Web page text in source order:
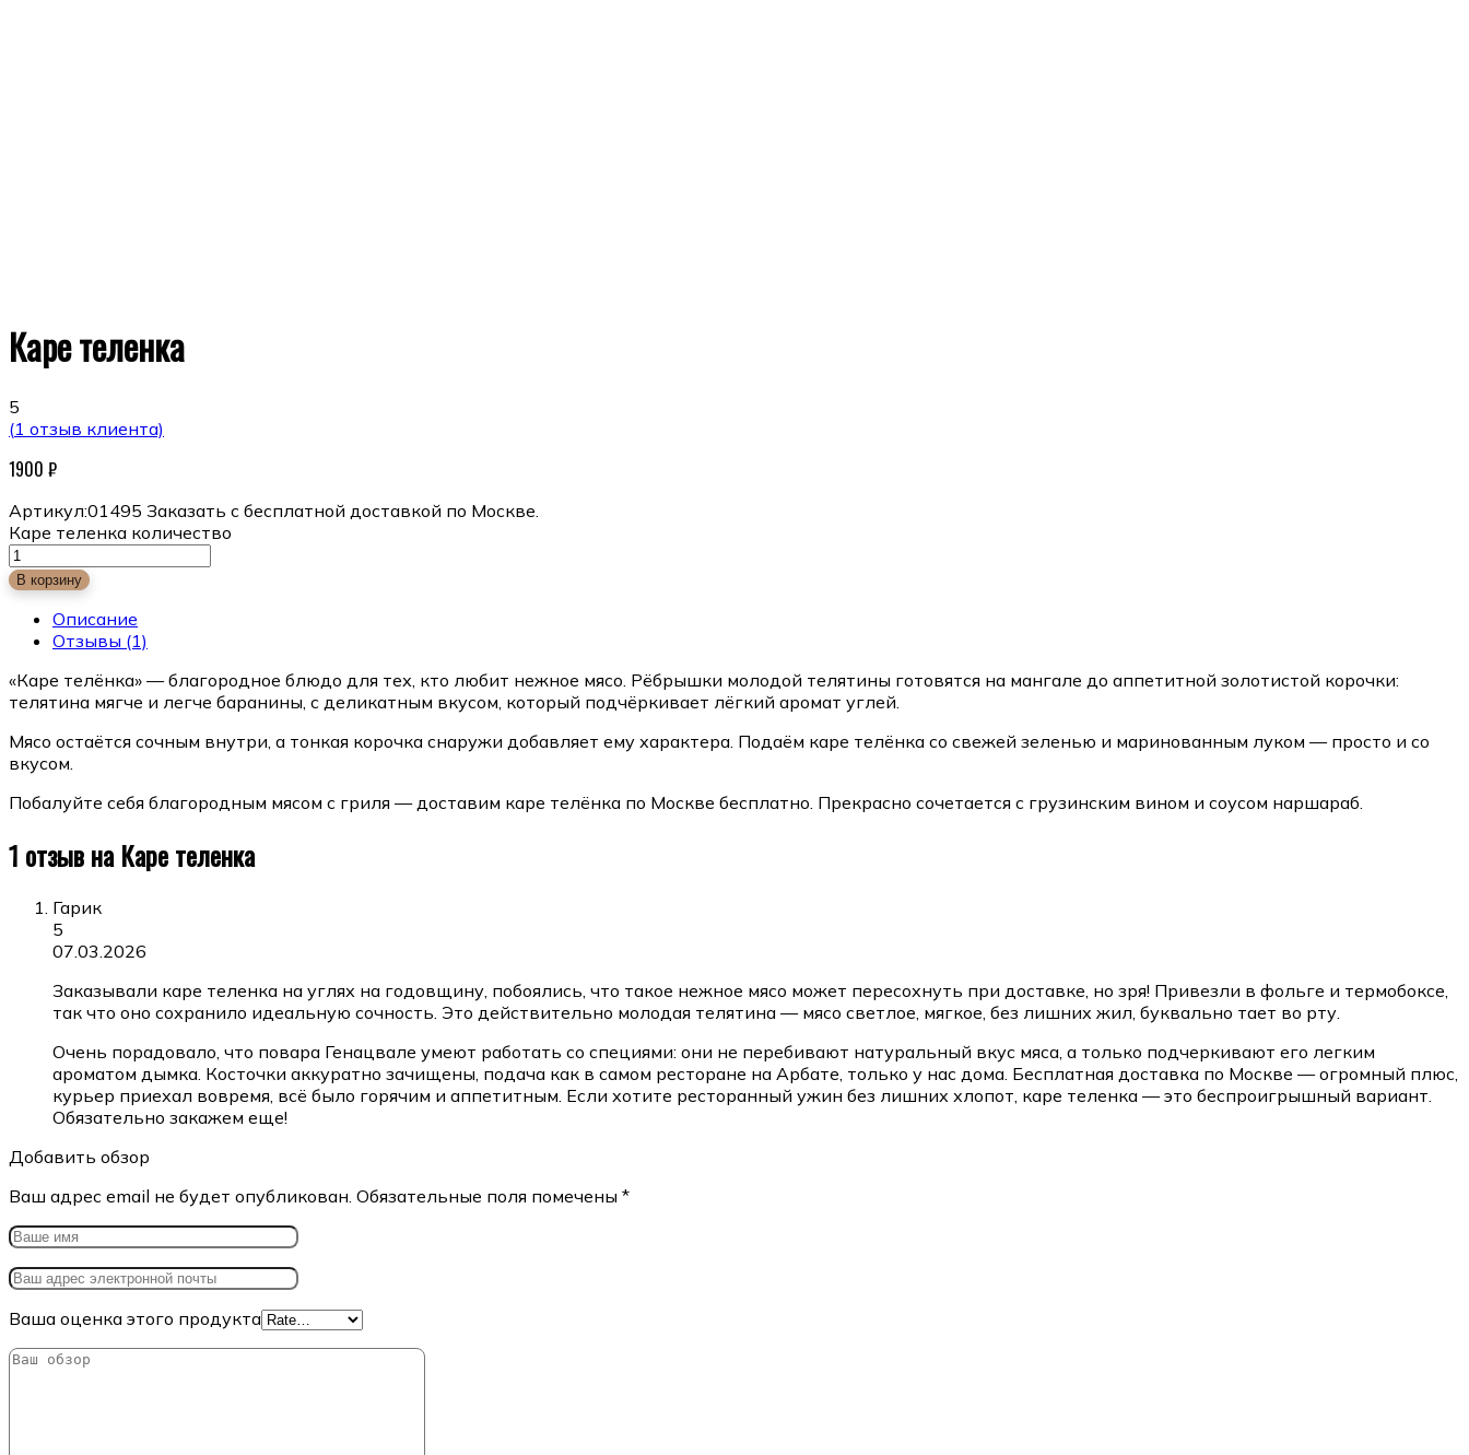
Каре теленка
5
(1 отзыв клиента)
1900 ₽
Артикул:01495 Заказать с бесплатной доставкой по Москве.
Каре теленка количество
В корзину
Описание
Отзывы (1)
«Каре телёнка» — благородное блюдо для тех, кто любит нежное мясо. Рёбрышки молодой телятины готовятся на мангале до аппетитной золотистой корочки:
телятина мягче и легче баранины, с деликатным вкусом, который подчёркивает лёгкий аромат углей.
Мясо остаётся сочным внутри, а тонкая корочка снаружи добавляет ему характера. Подаём каре телёнка со свежей зеленью и маринованным луком — просто и со
вкусом.
Побалуйте себя благородным мясом с гриля — доставим каре телёнка по Москве бесплатно. Прекрасно сочетается с грузинским вином и соусом наршараб.
1 отзыв на Каре теленка
Гарик
5
07.03.2026
Заказывали каре теленка на углях на годовщину, побоялись, что такое нежное мясо может пересохнуть при доставке, но зря! Привезли в фольге и термобоксе,
так что оно сохранило идеальную сочность. Это действительно молодая телятина — мясо светлое, мягкое, без лишних жил, буквально тает во рту.
Очень порадовало, что повара Генацвале умеют работать со специями: они не перебивают натуральный вкус мяса, а только подчеркивают его легким
ароматом дымка. Косточки аккуратно зачищены, подача как в самом ресторане на Арбате, только у нас дома. Бесплатная доставка по Москве — огромный плюс,
курьер приехал вовремя, всё было горячим и аппетитным. Если хотите ресторанный ужин без лишних хлопот, каре теленка — это беспроигрышный вариант.
Обязательно закажем еще!
Добавить обзор
Ваш адрес email не будет опубликован. Обязательные поля помечены *
Ваша оценка этого продукта